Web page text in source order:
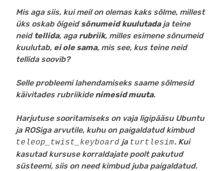
Mis aga siis, kui meil on olemas kaks sõlme, millest
üks oskab õigeidsõnumeid kuulutadaja teine
neid tellida, aga rubriik, milles esimene sõnumeid
kuulutab, ei ole sama, mis see, kus teine neid
tellida soovib?
Selle probleemi lahendamiseks saame sõlmesid
käivitades rubriikide nimesid muuta.
Harjutuse sooritamiseks on vaja ligipääsu Ubuntu
ja ROSiga arvutile, kuhu on paigaldatud kimbud
teleop_twist_keyboard ja turtlesim. Kui
kasutad kursuse korraldajate poolt pakutud
süsteemi, siis on need kimbud juba paigaldatud.